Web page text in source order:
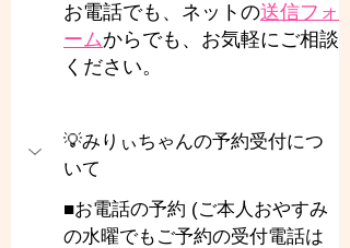
お電話でも、ネットの送信フォ
ームからでも、お気軽にご相談
ください。
💡みりぃちゃんの予約受付につ
いて
■お電話の予約 (ご本人おやすみ
の水曜でもご予約の受付電話は